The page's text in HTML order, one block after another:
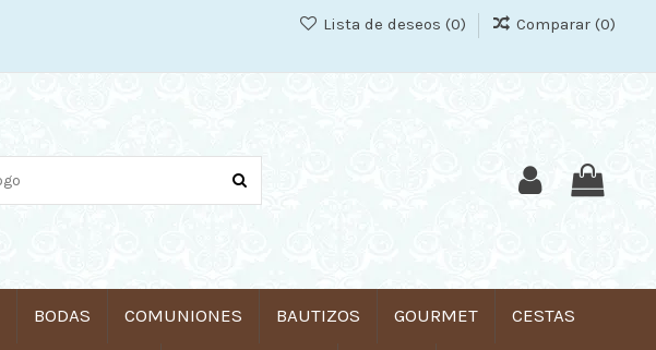
Lista de deseos (0) Comparar (0)
BODAS COMUNIONES BAUTIZOS GOURMET CESTAS